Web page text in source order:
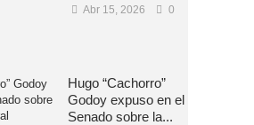
Abr 15, 2026 0
Hugo “Cachorro”
Godoy expuso en el
Senado sobre la...